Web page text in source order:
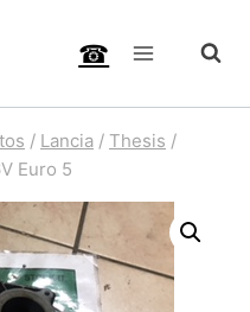
☎
/ Lancia / Thesis /
Euro 5